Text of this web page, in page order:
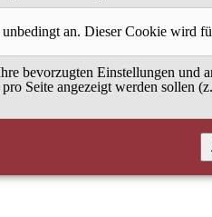
an. Dieser Cookie wird
bevorzugten Einstellungen und
Seite angezeigt werden sollen